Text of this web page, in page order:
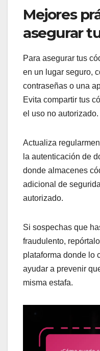
Mejores
asegurar
Para asegurar tus
en un lugar seguro,
contraseñas o una
Evita compartir tus
el uso no autorizado.
Actualiza
la autenticación de
donde almacenes
adicional de
autorizado.
Si sospechas que
fraudulento,
plataforma donde lo
ayudar a prevenir
misma estafa.